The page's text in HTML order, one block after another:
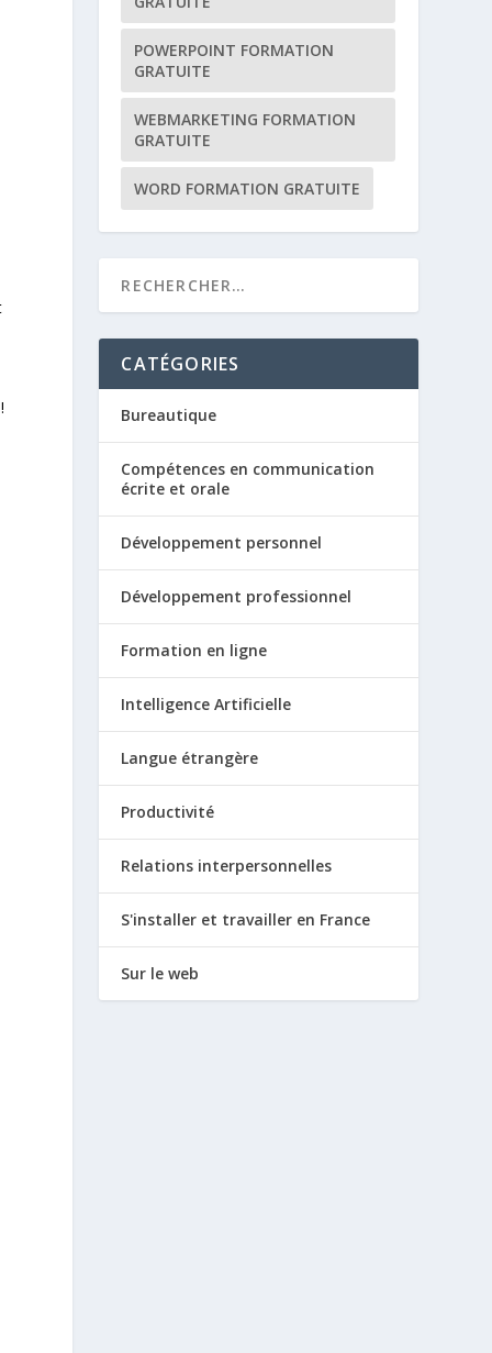
POWERPOINT FORMATION
GRATUITE
WEBMARKETING FORMATION
GRATUITE
WORD FORMATION GRATUITE
CATÉGORIES
Bureautique
Compétences en communication
écrite et orale
Développement personnel
Développement professionnel
Formation en ligne
Intelligence Artificielle
Langue étrangère
Productivité
Relations interpersonnelles
S'installer et travailler en France
Sur le web